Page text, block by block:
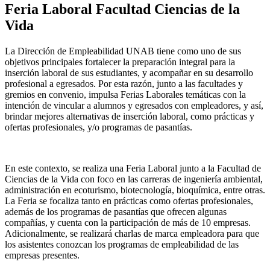
Feria Laboral Facultad Ciencias de la
Vida
La Dirección de Empleabilidad UNAB tiene como uno de sus
objetivos principales fortalecer la preparación integral para la
inserción laboral de sus estudiantes, y acompañar en su desarrollo
profesional a egresados. Por esta razón, junto a las facultades y
gremios en convenio, impulsa Ferias Laborales temáticas con la
intención de vincular a alumnos y egresados con empleadores, y así,
brindar mejores alternativas de inserción laboral, como prácticas y
ofertas profesionales, y/o programas de pasantías.
En este contexto, se realiza una Feria Laboral junto a la Facultad de
Ciencias de la Vida con foco en las carreras de ingeniería ambiental,
administración en ecoturismo, biotecnología, bioquímica, entre otras.
La Feria se focaliza tanto en prácticas como ofertas profesionales,
además de los programas de pasantías que ofrecen algunas
compañías, y cuenta con la participación de más de 10 empresas.
Adicionalmente, se realizará charlas de marca empleadora para que
los asistentes conozcan los programas de empleabilidad de las
empresas presentes.